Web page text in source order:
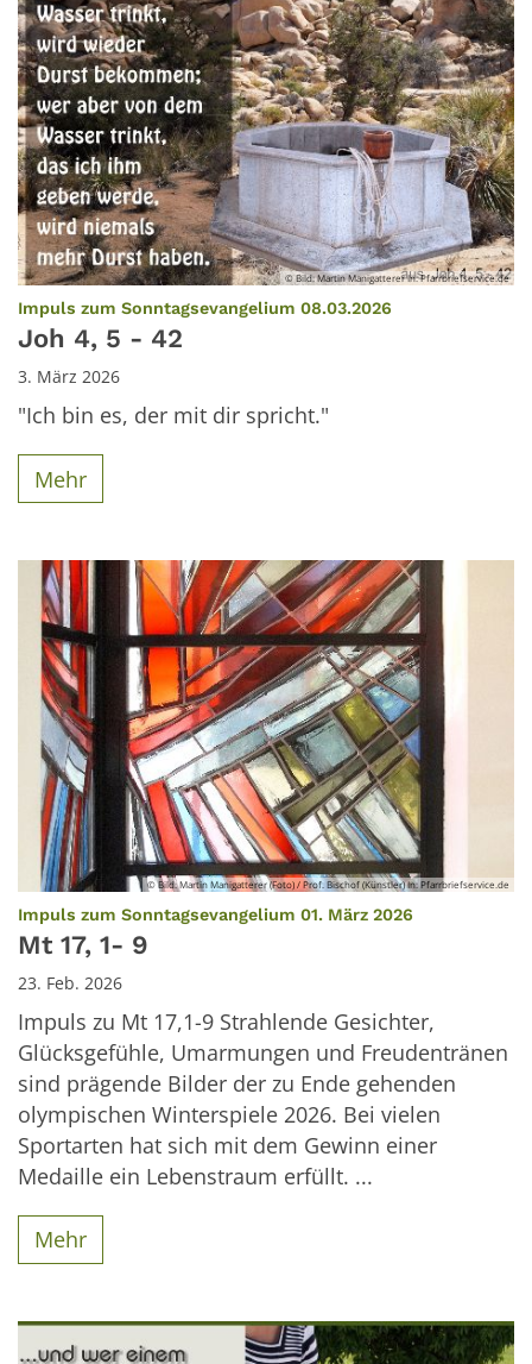
© Bild: Martin Manigatterer In: Pfarrbriefservice.de
Impuls zum Sonntagsevangelium 08.03.2026
Joh 4, 5 - 42
3. März 2026
"Ich bin es, der mit dir spricht."
Mehr
© Bild: Martin Manigatterer (Foto) / Prof. Bischof (Künstler) In: Pfarrbriefservice.de
Impuls zum Sonntagsevangelium 01. März 2026
Mt 17, 1- 9
23. Feb. 2026
Impuls zu Mt 17,1-9 Strahlende Gesichter,
Glücksgefühle, Umarmungen und Freudentränen
sind prägende Bilder der zu Ende gehenden
olympischen Winterspiele 2026. Bei vielen
Sportarten hat sich mit dem Gewinn einer
Medaille ein Lebenstraum erfüllt. ...
Mehr